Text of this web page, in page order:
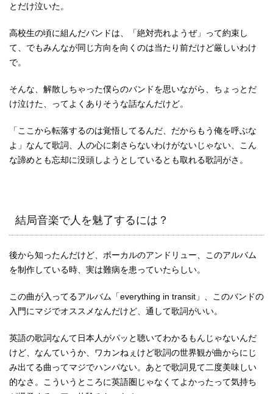
とだけ泣いた。
高校生の頃に組んだバンドは、「絶対売れようぜ」って約束し
て、でもみんなが同じ方向を向くのは当たり前だけど厳しいわけ
で。
そんな、解散しちゃった僕らのバンドを思いながら、ちょっとだ
け泣けた、ってよくありそうな話なんだけど。
「ここから転落するのは覚悟してるんだ、だからもう俺を呼ぶな
よ」なんて歌詞、人の心に刺さらないわけがないじゃない、こん
な諦めとも忘却に没頭しようとしているとも取れる歌詞がさ。
結局音楽で人を魅了するには？
後から知ったんだけど、ボーカルのアンドリュー、このアルバム
を制作している時、実は難病を患っていたらしい。
この曲が入ってるアルバム「everything in transit」、このバンドの
入門にマジでオススメなんだけど、通して歌詞がいい。
英語の歌詞なんて日本人がパッと聴いてわかるもんじゃないんだ
けど、なんていうか、ワカンねぇけど歌詞の世界観が曲からにじ
み出てる曲ってマジでハンパない。あとで歌詞見て二度美味しい
的なさ。こういうところに英語圏じゃなくてよかったって気持ち